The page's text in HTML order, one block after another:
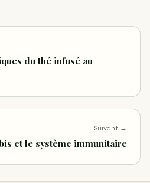
du thé infusé au
Suivant →
et le système immunitaire